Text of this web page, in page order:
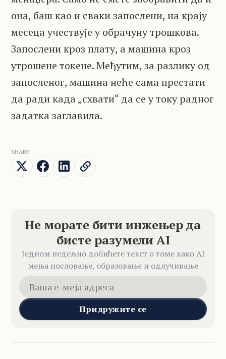
она, баш као и сваки запослени, на крају
месеца учествује у обрачуну трошкова.
Запослени кроз плату, а машина кроз
утрошене токене. Међутим, за разлику од
запосленог, машина неће сама престати
да ради када „схвати“ да се у току радног
задатка заглавила.
SHARE
Не морате бити инжењер да
бисте разумели AI
Једном недељно добићете текст о томе како AI
мења пословање, образовање и одлучивање
Придружите се